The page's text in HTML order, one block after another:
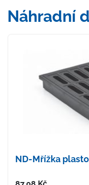
Náhradní
ND-Mřížka
Cena